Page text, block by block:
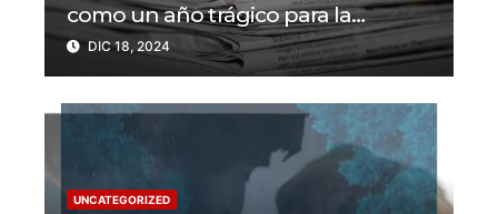
como un año trágico para la
libertad de prensa? Un tercio de los
periodistas asesinados por Israel
DIC 18, 2024
UNCATEGORIZED